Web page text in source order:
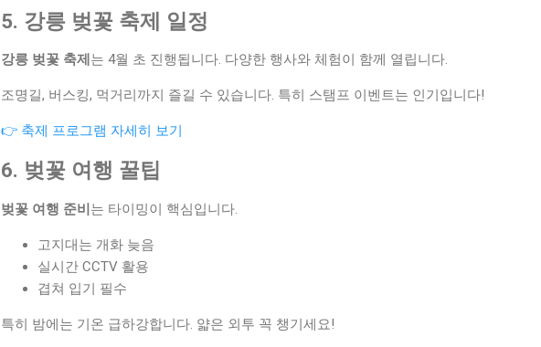
5. 강릉 벚꽃 축제 일정
강릉 벚꽃 축제 는 4월 초 진행됩니다. 다양한 행사와 체험이 함께 열립니다.
조명길, 버스킹, 먹거리까지 즐길 수 있습니다. 특히 스탬프 이벤트는 인기입니다!
👉 축제 프로그램 자세히 보기
6. 벚꽃 여행 꿀팁
벚꽃 여행 준비 는 타이밍이 핵심입니다.
고지대는 개화 늦음
실시간 CCTV 활용
겹쳐 입기 필수
특히 밤에는 기온 급하강합니다. 얇은 외투 꼭 챙기세요!